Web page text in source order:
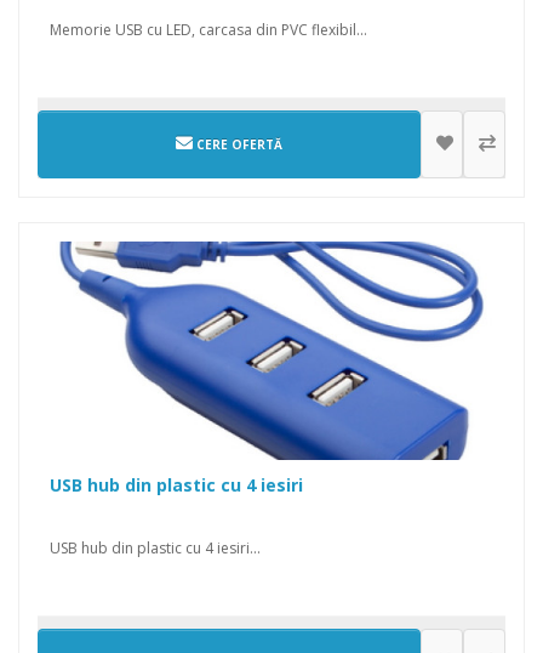
Memorie USB cu LED, carcasa din PVC flexibil...
CERE OFERTĂ
USB hub din plastic cu 4 iesiri
USB hub din plastic cu 4 iesiri...